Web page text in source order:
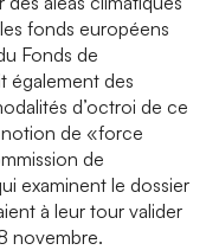
fonds européens
Fonds de
également des
d’octroi de ce
notion de «force
de
examinent le dossier
à leur tour valider
novembre.